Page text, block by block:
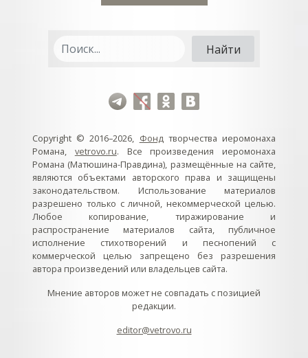
Copyright © 2016–2026, Фондтворчества иеромонаха
Романа, vetrovo.ru. Все произведения иеромонаха
Романа (Матюшина-Правдина), размещённые на сайте,
являются объектами авторского права и защищены
законодательством. Использование материалов
разрешено только с личной, некоммерческой целью.
Любое копирование, тиражирование и
распространение материалов сайта, публичное
исполнение стихотворений и песнопений с
коммерческой целью запрещено без разрешения
автора произведений или владельцев сайта.
Мнение авторов может не совпадать с позицией
редакции.
editor@vetrovo.ru